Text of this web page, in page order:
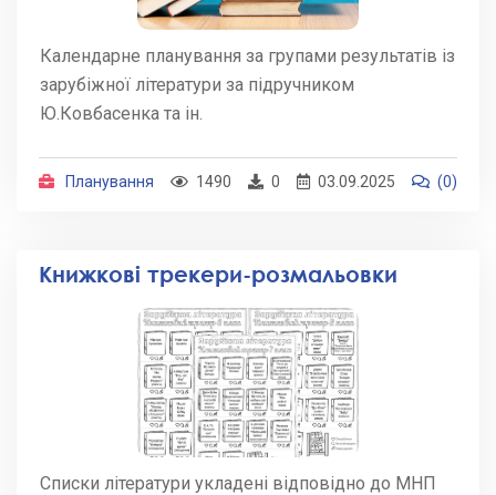
Календарне планування за групами результатів із
зарубіжної літератури за підручником
Ю.Ковбасенка та ін.
Планування 1490 0 03.09.2025 (0)
Книжкові трекери-розмальовки
Списки літератури укладені відповідно до МНП